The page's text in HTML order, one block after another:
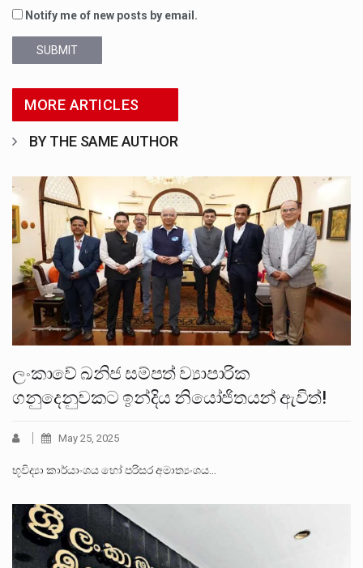
Notify me of new posts by email.
SUBMIT
MORE ARTICLES
BY THE SAME AUTHOR
ලංකාවේ ඛනිජ සම්පත් ව්‍යාපාරික
ගනුදෙනුවකට ඉන්දිය නියෝජිතයන් ඇවිත්!
May 25, 2025
භූවිද්‍යා කාර්යාංශය හෝ පරිසර අමාත්‍යංශය…